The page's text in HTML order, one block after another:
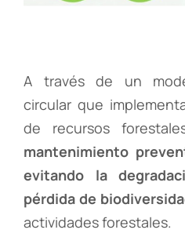
A través de un
circular que
de recursos
mantenimiento
evitando la
pérdida de
actividades forestales.